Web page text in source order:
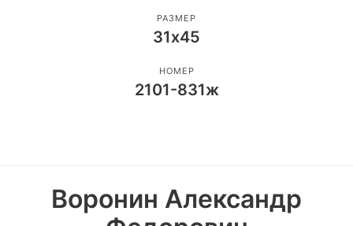
РАЗМЕР
31х45
НОМЕР
2101-831ж
Воронин Александр